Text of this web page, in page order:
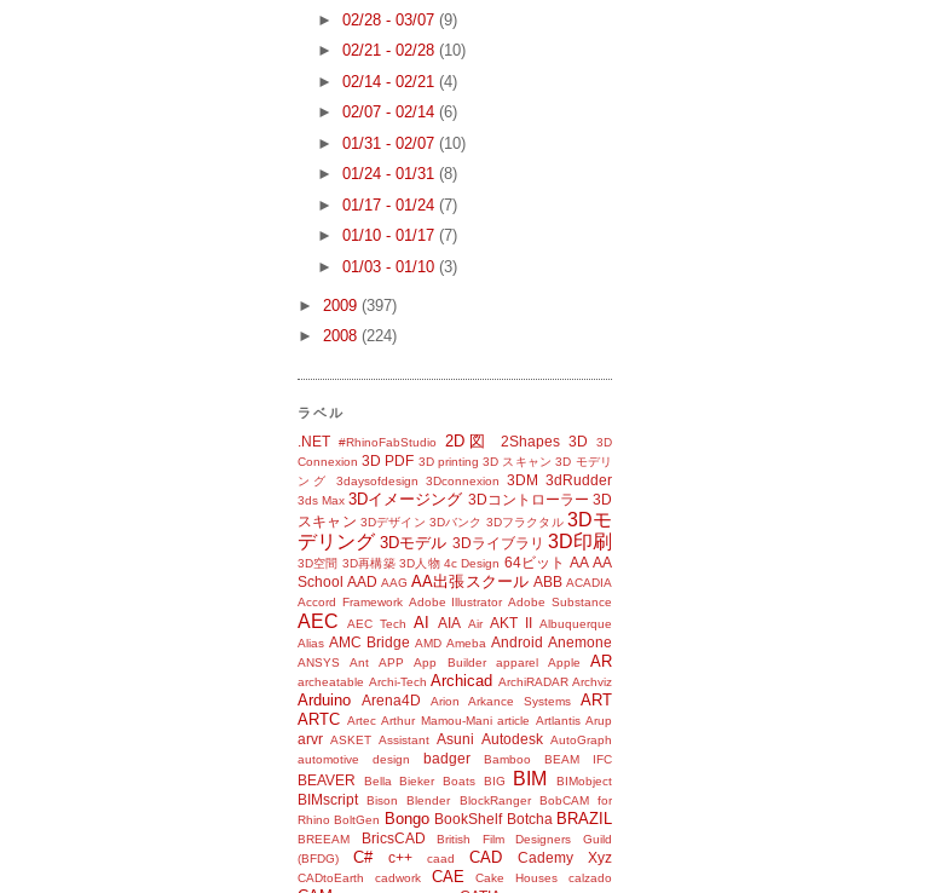
► 02/28 - 03/07 (9)
► 02/21 - 02/28 (10)
► 02/14 - 02/21 (4)
► 02/07 - 02/14 (6)
► 01/31 - 02/07 (10)
► 01/24 - 01/31 (8)
► 01/17 - 01/24 (7)
► 01/10 - 01/17 (7)
► 01/03 - 01/10 (3)
► 2009 (397)
► 2008 (224)
ラベル
.NET #RhinoFabStudio 2D図 2Shapes 3D
3D
Connexion 3D PDF 3D printing 3D スキャン 3D モデリ
ング
3daysofdesign 3Dconnexion 3DM 3dRudder
3ds Max 3Dイメージング 3Dコントローラー 3D
スキャン 3Dデザイン 3Dバンク 3Dフラクタル 3Dモ
デリング 3Dモデル 3Dライブラリ 3D印刷
3D空間 3D再構築 3D人物 4c Design 64ビット AA AA
School AAD AAG AA出張スクール ABB ACADIA
Accord Framework Adobe Illustrator Adobe Substance
AEC AEC Tech AI AIA Air AKT II Albuquerque
Alias AMC Bridge AMD Ameba Android Anemone
ANSYS Ant APP App Builder apparel Apple AR
archeatable Archi-Tech Archicad ArchiRADAR Archviz
Arduino Arena4D Arion Arkance Systems
ART
ARTC Artec Arthur Mamou-Mani article Artlantis Arup
arvr ASKET Assistant Asuni Autodesk AutoGraph
automotive design
badger Bamboo BEAM IFC
BEAVER Bella Bieker Boats BIG BIM BIMobject
BIMscript Bison Blender BlockRanger
BobCAM for
Rhino BoltGen Bongo BookShelf Botcha BRAZIL
BREEAM BricsCAD
British Film Designers Guild
(BFDG)
C# c++ caad CAD Cademy Xyz
CADtoEarth cadwork CAE Cake Houses calzado